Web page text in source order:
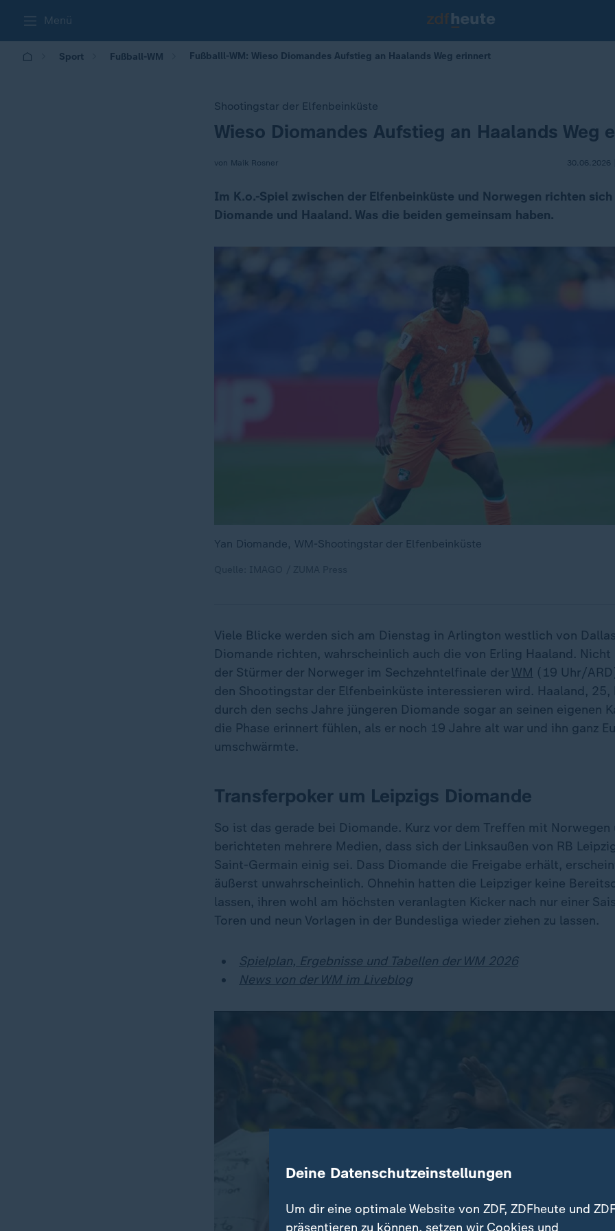
Menü
Sport Fußball-WM Fußballl-WM: Wieso Diomandes Aufstieg an Haalands Weg erinnert
Shootingstar der Elfenbeinküste
:
Wieso Diomandes Aufstieg an Haalands Weg
von Maik Rosner 30.06.2026
Im K.o.-Spiel zwischen der Elfenbeinküste und Norwegen richten
Diomande und Haaland. Was die beiden gemeinsam haben.
Yan Diomande, WM-Shootingstar der Elfenbeinküste
Viele Blicke werden sich am Dienstag in Arlington westlich von
Diomande richten, wahrscheinlich auch die von Erling Haaland. Nicht
der Stürmer der Norweger im Sechzehntelfinale der WM (19 Uhr/
den Shootingstar der Elfenbeinküste interessieren wird. Haaland, 25,
durch den sechs Jahre jüngeren Diomande sogar an seinen eigenen
die Phase erinnert fühlen, als er noch 19 Jahre alt war und ihn ganz
umschwärmte.
Transferpoker um Leipzigs Diomande
So ist das gerade bei Diomande. Kurz vor dem Treffen mit Norwegen
berichteten mehrere Medien, dass sich der Linksaußen von RB
Saint-Germain einig sei. Dass Diomande die Freigabe erhält,
äußerst unwahrscheinlich. Ohnehin hatten die Leipziger keine
lassen, ihren wohl am höchsten veranlagten Kicker nach nur einer
Toren und neun Vorlagen in der Bundesliga wieder ziehen zu lassen.
Spielplan, Ergebnisse und Tabellen der WM 2026
News von der WM im Liveblog
Deine Datenschutzeinstellungen
Um dir eine optimale Website von ZDF, ZDFheute und
präsentieren zu können, setzen wir Cookies und